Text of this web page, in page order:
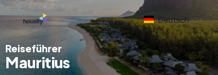
Deutsch
Reiseführer
Mauritius